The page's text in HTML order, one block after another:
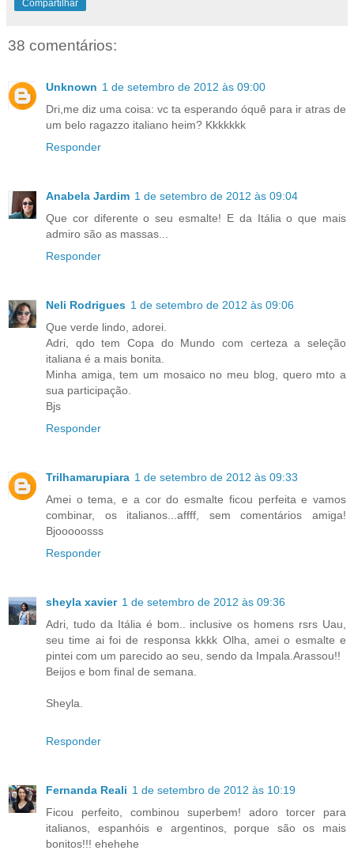
Compartilhar
38 comentários:
Unknown 1 de setembro de 2012 às 09:00
Dri,me diz uma coisa: vc ta esperando óquê para ir atras de
um belo ragazzo italiano heim? Kkkkkkk
Responder
Anabela Jardim 1 de setembro de 2012 às 09:04
Que cor diferente o seu esmalte! E da Itália o que mais
admiro são as massas...
Responder
Neli Rodrigues 1 de setembro de 2012 às 09:06
Que verde lindo, adorei.
Adri, qdo tem Copa do Mundo com certeza a seleção
italiana é a mais bonita.
Minha amiga, tem um mosaico no meu blog, quero mto a
sua participação.
Bjs
Responder
Trilhamarupiara 1 de setembro de 2012 às 09:33
Amei o tema, e a cor do esmalte ficou perfeita e vamos
combinar, os italianos...affff, sem comentários amiga!
Bjooooosss
Responder
sheyla xavier 1 de setembro de 2012 às 09:36
Adri, tudo da Itália é bom.. inclusive os homens rsrs Uau,
seu time ai foi de responsa kkkk Olha, amei o esmalte e
pintei com um parecido ao seu, sendo da Impala.Arassou!!
Beijos e bom final de semana.
Sheyla.
Responder
Fernanda Reali 1 de setembro de 2012 às 10:19
Ficou perfeito, combinou superbem! adoro torcer para
italianos, espanhóis e argentinos, porque são os mais
bonitos!!! ehehehe